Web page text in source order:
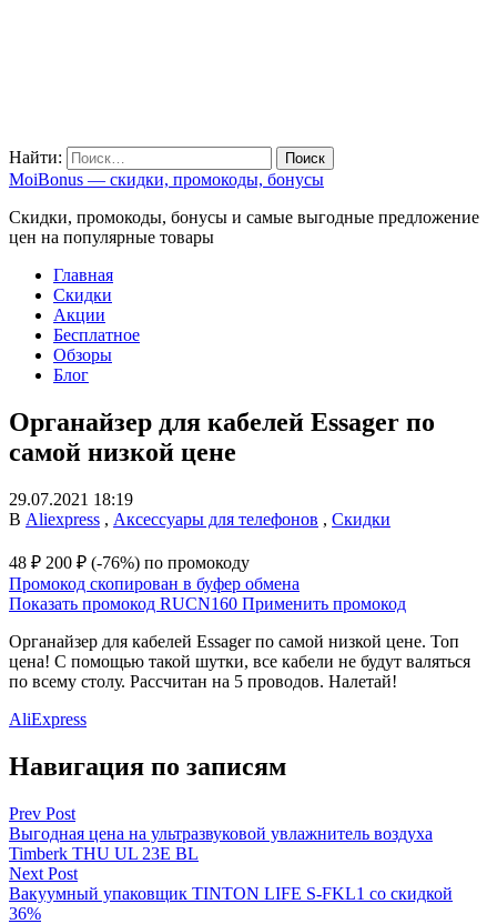
Найти:
MoiBonus — скидки, промокоды, бонусы
Скидки, промокоды, бонусы и самые выгодные предложение
цен на популярные товары
Главная
Скидки
Акции
Бесплатное
Обзоры
Блог
Органайзер для кабелей Essager по
самой низкой цене
29.07.2021 18:19
В Aliexpress , Аксессуары для телефонов , Скидки
48 ₽ 200 ₽ (-76%) по промокоду
Промокод скопирован в буфер обмена
Показать промокод RUCN160 Применить промокод
Органайзер для кабелей Essager по самой низкой цене. Топ
цена! С помощью такой шутки, все кабели не будут валяться
по всему столу. Рассчитан на 5 проводов. Налетай!
AliExpress
Навигация по записям
Prev Post
Выгодная цена на ультразвуковой увлажнитель воздуха
Timberk THU UL 23E BL
Next Post
Вакуумный упаковщик TINTON LIFE S-FKL1 со скидкой
36%